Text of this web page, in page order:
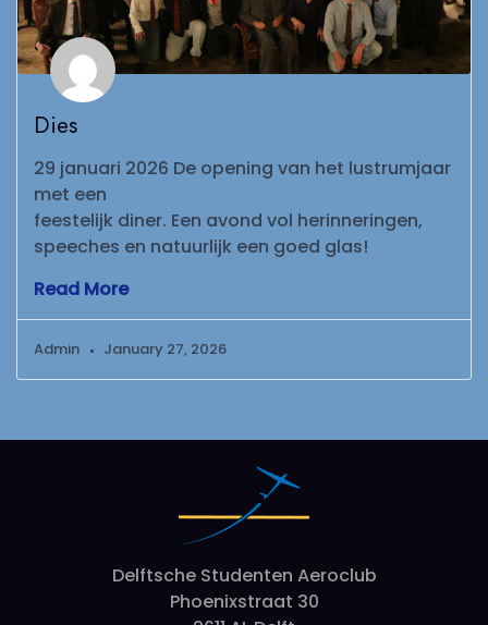
Dies
29 januari 2026 De opening van het lustrumjaar
met een
feestelijk diner. Een avond vol herinneringen,
speeches en natuurlijk een goed glas!
Read More
Admin January 27, 2026
Delftsche Studenten Aeroclub
Phoenixstraat 30